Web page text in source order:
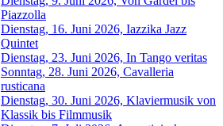
Piazzolla
Dienstag, 16. Juni 2026, Iazzika Jazz
Quintet
Dienstag, 23. Juni 2026, In Tango veritas
Sonntag, 28. Juni 2026, Cavalleria
rusticana
Dienstag, 30. Juni 2026, Klaviermusik von
Klassik bis Filmmusik